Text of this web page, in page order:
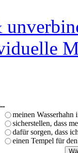
meinen
sicherstellen, dass
dafür sorgen, dass
einen Tempel für